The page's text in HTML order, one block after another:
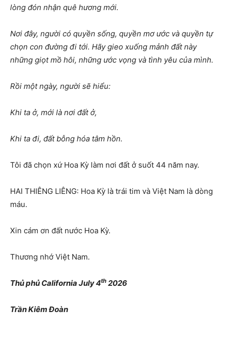
lòng đón nhận quê hương mới.
Nơi đây, người có quyền sống, quyền mơ ước và quyền tự
chọn con đường đi tới. Hãy gieo xuống mảnh đất này
những giọt mồ hôi, những ước vọng và tình yêu của mình.
Rồi một ngày, người sẽ hiểu:
Khi ta ở, mới là nơi đất ở,
Khi ta đi, đất bỗng hóa tâm hồn.
Tôi đã chọn xứ Hoa Kỳ làm nơi đất ở suốt 44 năm nay.
HAI THIÊNG LIÊNG: Hoa Kỳ là trái tim và Việt Nam là dòng
máu.
Xin cám ơn đất nước Hoa Kỳ.
Thương nhớ Việt Nam.
Thủ phủ California July 4th 2026
Trần Kiêm Đoàn